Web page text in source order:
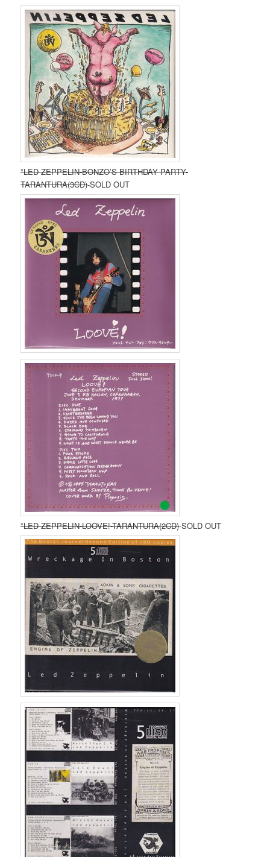
*LED ZEPPELIN-BONZO’S BIRTHDAY PARTY-
TARANTURA(3CD)-SOLD OUT
*LED ZEPPELIN-LOOVE!-TARANTURA(2CD)-SOLD OUT